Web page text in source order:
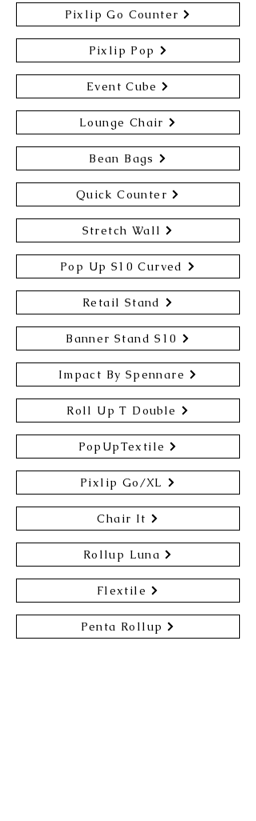
Pixlip Go Counter
Pixlip Pop
Event Cube
Lounge Chair
Bean Bags
Quick Counter
Stretch Wall
Pop Up S10 Curved
Retail Stand
Banner Stand S10
Impact By Spennare
Roll Up T Double
PopUpTextile
Pixlip Go/XL
Chair It
Rollup Luna
Flextile
Penta Rollup